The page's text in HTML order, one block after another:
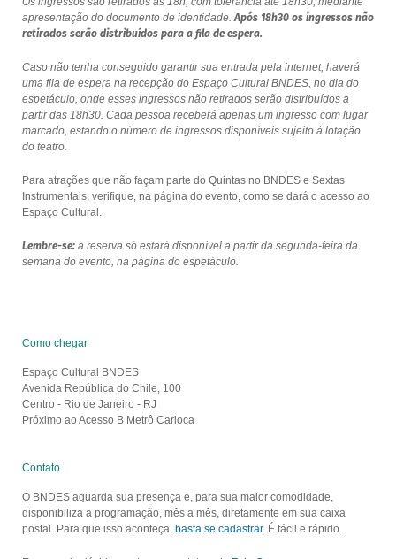
apresentação do documento de identidade.Após 18h30 os ingressos não
retirados serão distribuídos para a fila de espera.
Caso não tenha conseguido garantir sua entrada pela internet, haverá
uma fila de espera na recepção do Espaço Cultural BNDES, no dia do
espetáculo, onde esses ingressos não retirados serão distribuídos a
partir das 18h30. Cada pessoa receberá apenas um ingresso com lugar
marcado, estando o número de ingressos disponíveis sujeito à lotação
do teatro.
Para atrações que não façam parte do Quintas no BNDES e Sextas
Instrumentais, verifique, na página do evento, como se dará o acesso ao
Espaço Cultural.
Lembre-se:a reserva só estará disponível a partir da segunda-feira da
semana do evento, na página do espetáculo.
Como chegar
Espaço Cultural BNDES
Avenida República do Chile, 100
Centro - Rio de Janeiro - RJ
Próximo ao Acesso B Metrô Carioca
Contato
O BNDES aguarda sua presença e, para sua maior comodidade,
disponibiliza a programação, mês a mês, diretamente em sua caixa
postal. Para que isso aconteça, basta se cadastrar. É fácil e rápido.